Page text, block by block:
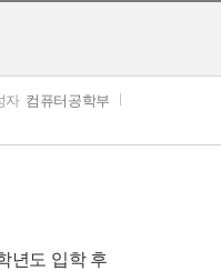
자 컴퓨터공학부
년도 입학 후